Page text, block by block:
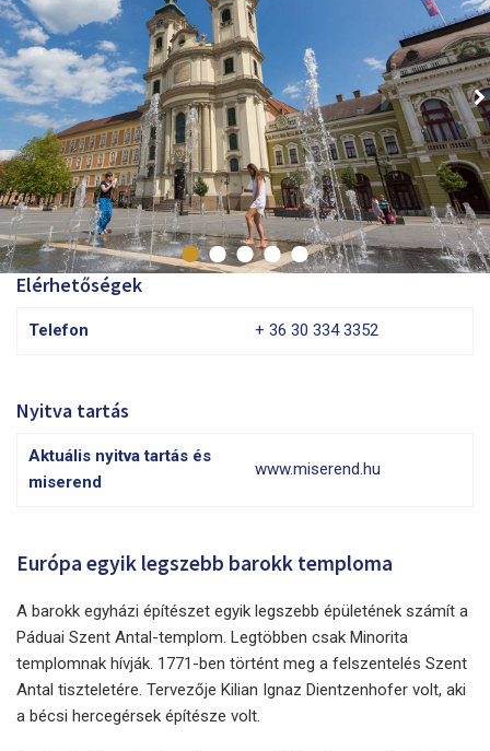
Elérhetőségek
Telefon + 36 30 334 3352
Nyitva tartás
Aktuális nyitva tartás és
miserend
www.miserend.hu
Európa egyik legszebb barokk temploma
A barokk egyházi építészet egyik legszebb épületének számít a
Páduai Szent Antal-templom. Legtöbben csak Minorita
templomnak hívják. 1771-ben történt meg a felszentelés Szent
Antal tiszteletére. Tervezője Kilian Ignaz Dientzenhofer volt, aki
a bécsi hercegérsek építésze volt.